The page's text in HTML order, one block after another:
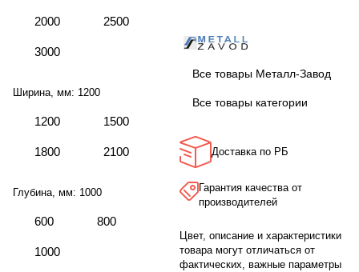
2000 2500
3000
Ширина, мм: 1200
1200 1500
1800 2100
Глубина, мм: 1000
600 800
1000
Все товары Металл-Завод
Все товары категории
Доставка по РБ
Гарантия качества от
производителей
Цвет, описание и характеристики
товара могут отличаться от
фактических, важные параметры